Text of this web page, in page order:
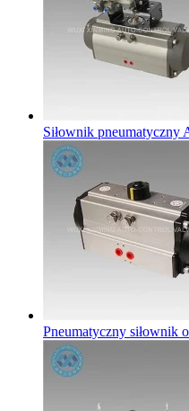
Siłownik pneumatyczny
Pneumatyczny siłownik